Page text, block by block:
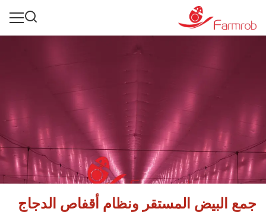
جمع البيض المستقر ونظام أقفاص الدجاج